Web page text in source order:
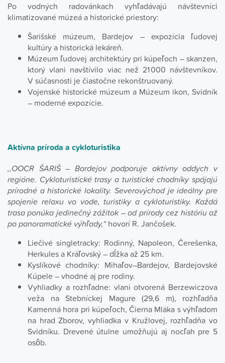
Po vodných radovánkach vyhľadávajú návštevníci
klimatizované múzeá a historické priestory:
Šarišské múzeum, Bardejov – expozícia ľudovej
kultúry a historická lekáreň.
Múzeum ľudovej architektúry pri kúpeľoch – skanzen,
ktorý vlani navštívilo viac než 21 000 návštevníkov.
V súčasnosti je čiastočne rekonštruovaný.
Vojenské historické múzeum a Múzeum ikon, Svidník
– moderné expozície.
Aktívna príroda a cykloturistika
,,OOCR ŠARIŠ – Bardejov podporuje aktívny oddych v
regióne. Cykloturistické trasy a turistické chodníky spájajú
prírodné a historické lokality. Severovýchod je ideálny pre
spojenie relaxu vo vode, turistiky a cykloturistiky. Každá
trasa ponúka jedinečný zážitok – od prírody cez históriu až
po panoramatické výhľady,“hovorí R. Jančošek.
Liečivé singletracky: Rodinný, Napoleon, Čerešenka,
Herkules a Kráľovský – dĺžka až 25 km.
Kyslíkové chodníky: Mihaľov–Bardejov, Bardejovské
Kúpele – vhodné aj pre rodiny.
Vyhliadky a rozhľadne: vlani otvorená Berzewiczova
veža na Stebníckej Magure (29,6 m), rozhľadňa
Kamenná hora pri kúpeľoch, Čierna Mláka s výhľadom
na hrad Zborov, vyhliadka v Kružlovej, rozhľadňa vo
Svidníku. Drevené útulne umožňujú aj nocľah pre 5
osôb.